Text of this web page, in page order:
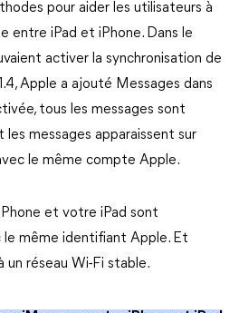
pour aider les utilisateurs à
entre iPad et iPhone. Dans le
activer la synchronisation de
Apple a ajouté Messages dans
tous les messages sont
messages apparaissent sur
le même compte Apple.
et votre iPad sont
le même identifiant Apple. Et
un réseau Wi-Fi stable.